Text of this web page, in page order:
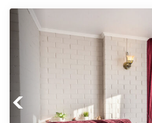
Previous